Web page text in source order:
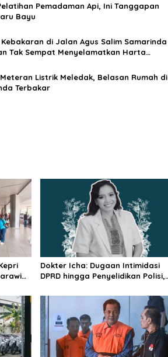
Pemadaman Api, Ini Tanggapan
Bayu
di Jalan Agus Salim Samarinda
Tak Sempat Menyelamatkan Harta
Listrik Meledak, Belasan Rumah di
Terbakar
Dokter Icha: Dugaan Intimidasi
DPRD hingga Penyelidikan Polisi,